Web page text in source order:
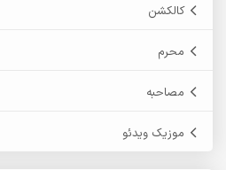
کالکشن
محرم
مصاحبه
موزیک ویدئو